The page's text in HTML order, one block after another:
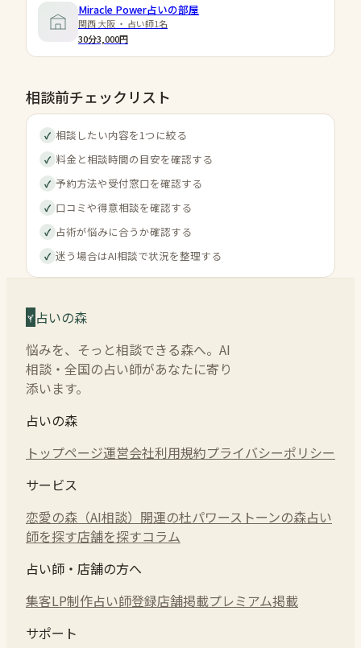
Miracle Power占いの部屋
関西 大阪 ・ 占い師1名
30分3,000円
相談前チェックリスト
✓ 相談したい内容を1つに絞る
✓ 料金と相談時間の目安を確認する
✓ 予約方法や受付窓口を確認する
✓ 口コミや得意相談を確認する
✓ 占術が悩みに合うか確認する
✓ 迷う場合はAI相談で状況を整理する
占いの森
悩みを、そっと相談できる森へ。AI
相談・全国の占い師があなたに寄り
添います。
占いの森
トップページ運営会社利用規約プライバシーポリシー
サービス
恋愛の森（AI相談） 開運の杜パワーストーンの森占い
師を探す店舗を探すコラム
占い師・店舗の方へ
集客LP制作占い師登録店舗掲載プレミアム掲載
サポート